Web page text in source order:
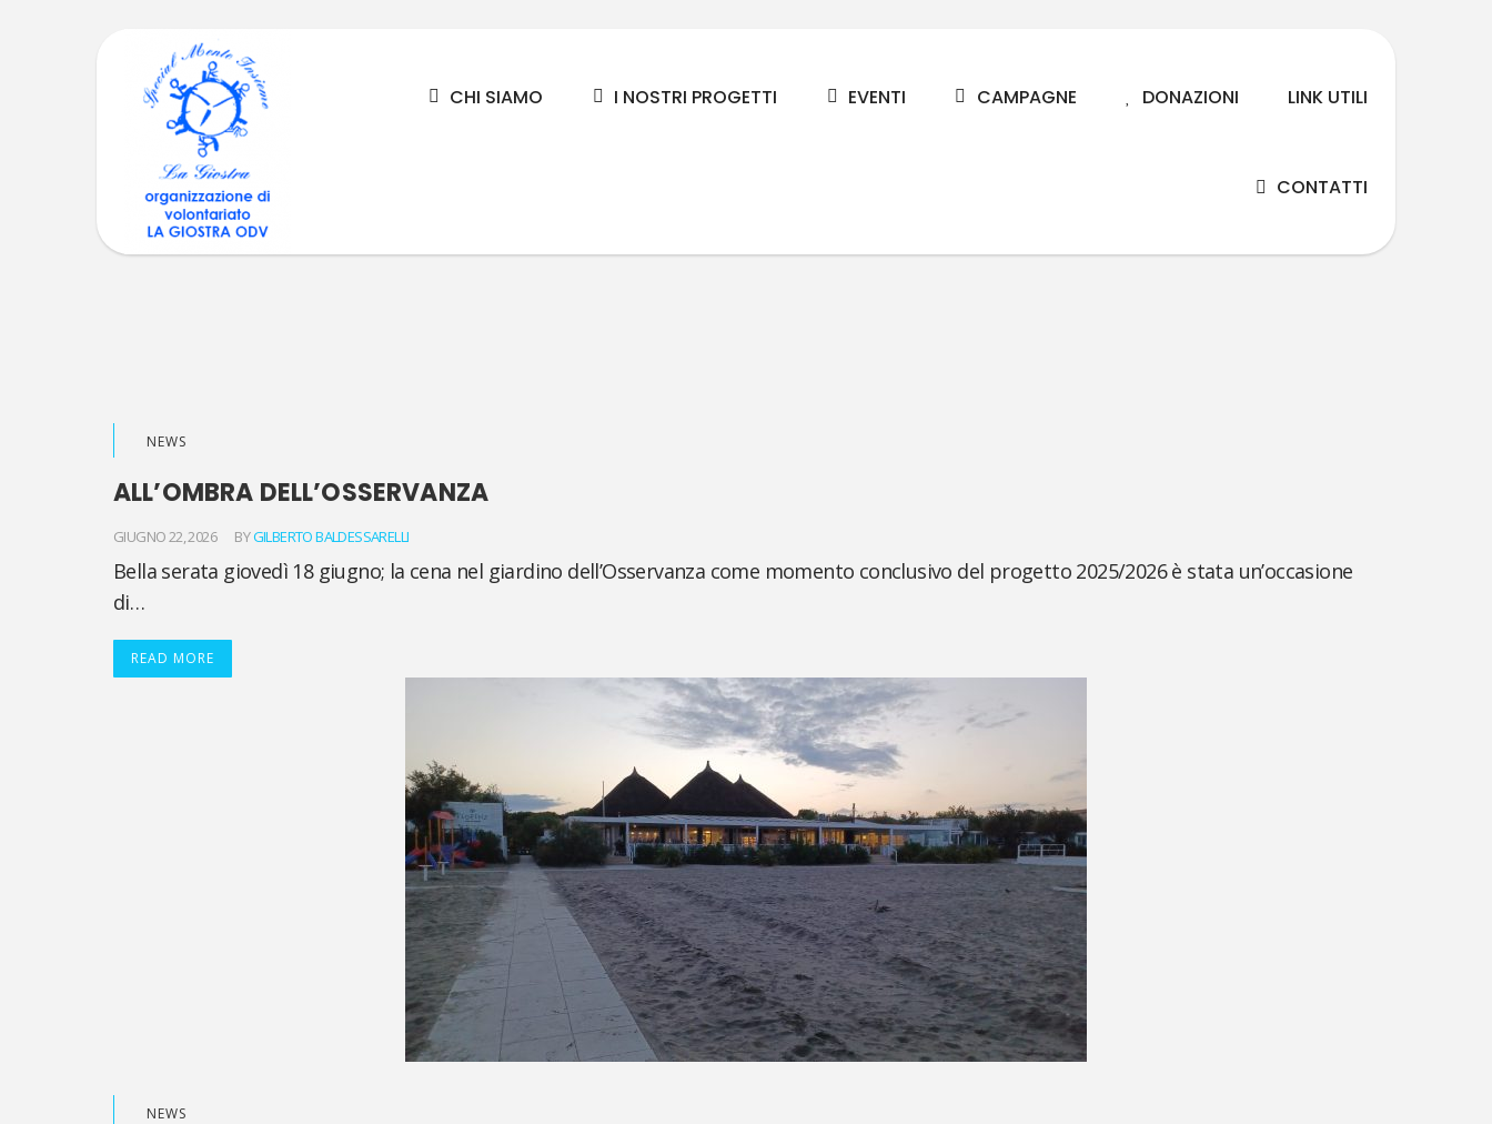
CHI SIAMO I NOSTRI PROGETTI EVENTI CAMPAGNE DONAZIONI LINK UTILI
CONTATTI
NEWS
ALL’OMBRA DELL’OSSERVANZA
GIUGNO 22, 2026 BYGILBERTO BALDESSARELLI
Bella serata giovedì 18 giugno; la cena nel giardino dell’Osservanza come momento conclusivo del progetto 2025/2026 è stata un’occasione
di…
READ MORE
NEWS